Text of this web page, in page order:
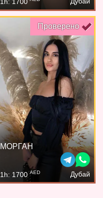
Проверено
МОРГАН
1h: 1700AED Дубай